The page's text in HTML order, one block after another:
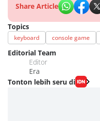
Share Article
Topics
keyboard console game
Editorial Team
Editor
Era
Tonton lebih seru di